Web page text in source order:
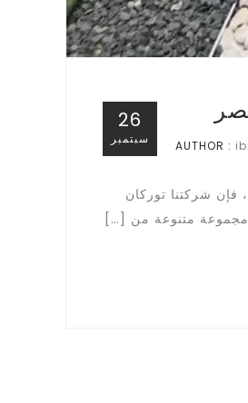
26
سبتمبر AUTHOR :
شركتنا توركان
مجموعة متنوعة من […]